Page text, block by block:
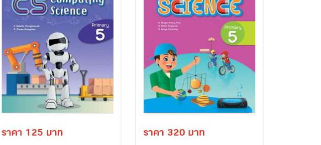
ราคา 125 บาท ราคา 320 บาท